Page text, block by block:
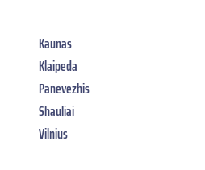
Kaunas
Klaipeda
Panevezhis
Shauliai
Vilnius